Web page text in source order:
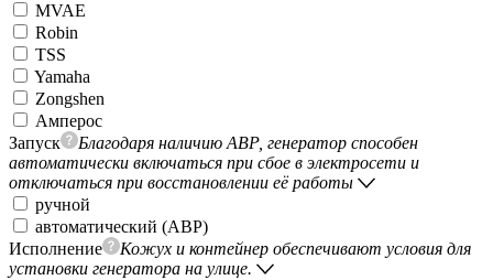
MVAE
Robin
TSS
Yamaha
Zongshen
Амперос
Запуск
Благодаря наличию АВР, генератор способен
автоматически включаться при сбое в электросети и
отключаться при восстановлении её работы
ручной
автоматический (АВР)
Исполнение
Кожух и контейнер обеспечивают условия для
установки генератора на улице.